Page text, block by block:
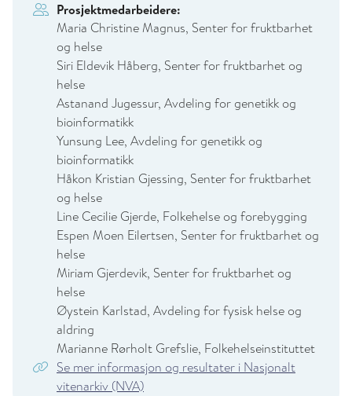
Prosjektmedarbeidere:
Maria Christine Magnus, Senter for fruktbarhet
og helse
Siri Eldevik Håberg, Senter for fruktbarhet og
helse
Astanand Jugessur, Avdeling for genetikk og
bioinformatikk
Yunsung Lee, Avdeling for genetikk og
bioinformatikk
Håkon Kristian Gjessing, Senter for fruktbarhet
og helse
Line Cecilie Gjerde, Folkehelse og forebygging
Espen Moen Eilertsen, Senter for fruktbarhet og
helse
Miriam Gjerdevik, Senter for fruktbarhet og
helse
Øystein Karlstad, Avdeling for fysisk helse og
aldring
Marianne Rørholt Grefslie, Folkehelseinstituttet
Se mer informasjon og resultater i Nasjonalt
vitenarkiv (NVA)